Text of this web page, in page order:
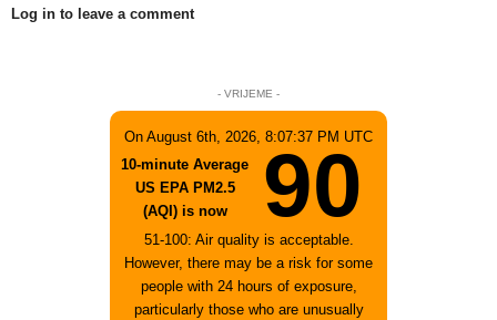
Log in to leave a comment
- VRIJEME -
On August 6th, 2026, 8:07:37 PM UTC
10-minute Average
US EPA PM2.5
(AQI) is now
90
51-100: Air quality is acceptable.
However, there may be a risk for some
people with 24 hours of exposure,
particularly those who are unusually